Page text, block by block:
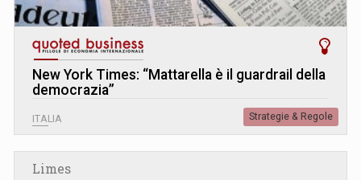
New York Times: “Mattarella è il guardrail della
democrazia”
ITALIA Strategie & Regole
Limes